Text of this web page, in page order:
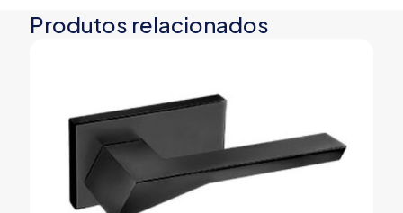
Produtos relacionados